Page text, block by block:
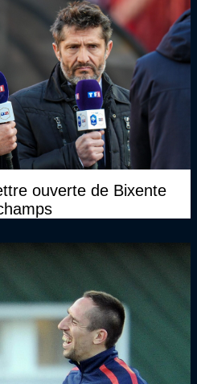
ouverte de Bixente